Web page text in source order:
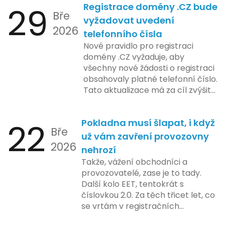
zahrnuje přípravu technické
platformy a legislativních změn,
které by měly být předloženy do
konce tohoto roku. Očekává se,
že tato fáze umožní adaptaci
systémů a rozšíření podpory pro
podnikatele, přičemž všechny
potřebné technologie by měly
být dostupné k testování v rámci
plánovaná na první pololetí
následujícího roku, je zaměřena
na školení a edukaci uživatelů,
včetně přípravy materiálů a
školení pro zaměstnavatele a
účetní firmy. V této fázi dojde
také k oficiálnímu spuštění
systému pro vybrané segmenty
podnikání. Třetí a konečná fáze
29 Bře
2026
Registrace domény .CZ bude
vyžadovat uvedení
telefonního čísla
Nové pravidlo pro registraci
domény .CZ vyžaduje, aby
všechny nové žádosti o registraci
obsahovaly platné telefonní číslo.
Tato aktualizace má za cíl zvýšit
České republice. Povinnost uvést
telefonní číslo se týká všech
nově registrovaných domén, a
také může ovlivnit stávající
majitele domén při aktualizaci
jejich údajů.
22 Bře
2026
Pokladna musí šlapat, i když
už vám zavření provozovny
nehrozí
Takže, vážení obchodníci a
provozovatelé, zase je to tady.
Další kolo EET, tentokrát s
číslovkou 2.0. Za těch třicet let, co
se vrtám v registračních